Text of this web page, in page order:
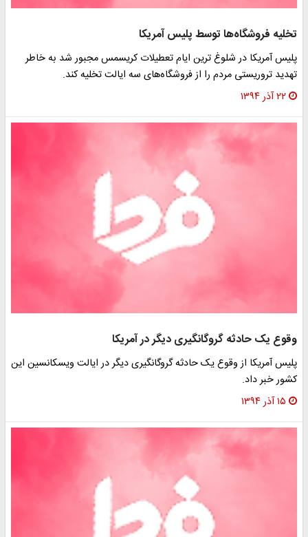
تخلیه فروشگاه‌ها توسط پلیس آمریکا
پلیس آمریکا در شلوغ ترین ایام تعطیلات کریسمس مجبور شد به خاطر
تهدید تروریستی مردم را از فروشگاه‌های سه ایالت تخلیه کند.
۲۲ آذر ۱۳۹۴
وقوع یک حادثه گروگانگیری دیگر در آمریکا
پلیس آمریکا از وقوع یک حادثه گروگانگیری دیگر در ایالت ویسکانسین این
کشور خبر داد.
۱۵ آذر ۱۳۹۴